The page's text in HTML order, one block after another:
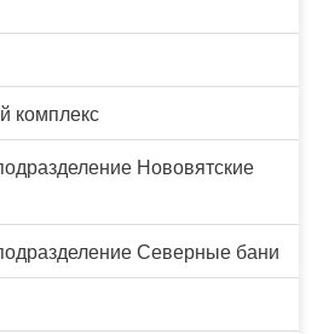
комплекс
Нововятские
Северные бани